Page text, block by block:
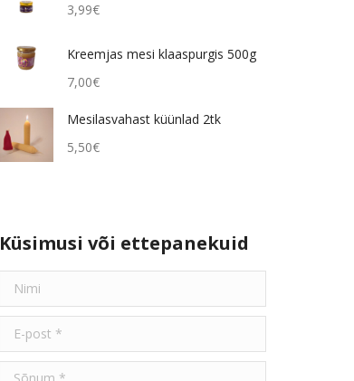
3,99€
Kreemjas mesi klaaspurgis 500g
7,00€
Mesilasvahast küünlad 2tk
5,50€
Küsimusi või ettepanekuid
Nimi
E-post *
Sõnum *